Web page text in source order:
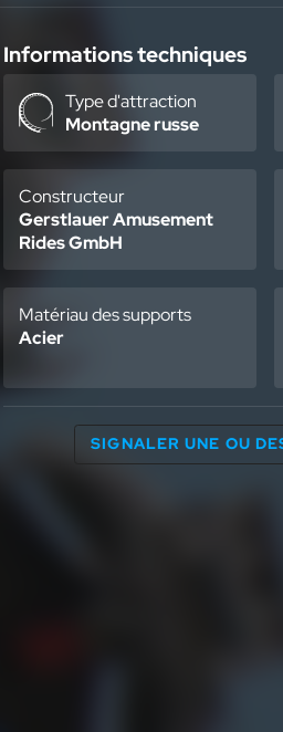
Informations techniques
Type d'attraction
Montagne russe
Constructeur
Gerstlauer Amusement
Rides GmbH
Matériau des supports
Acier
SIGNALER UNE OU